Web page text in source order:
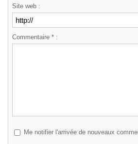
Site web :
Commentaire * :
Me notifier l'arrivée de nouveaux